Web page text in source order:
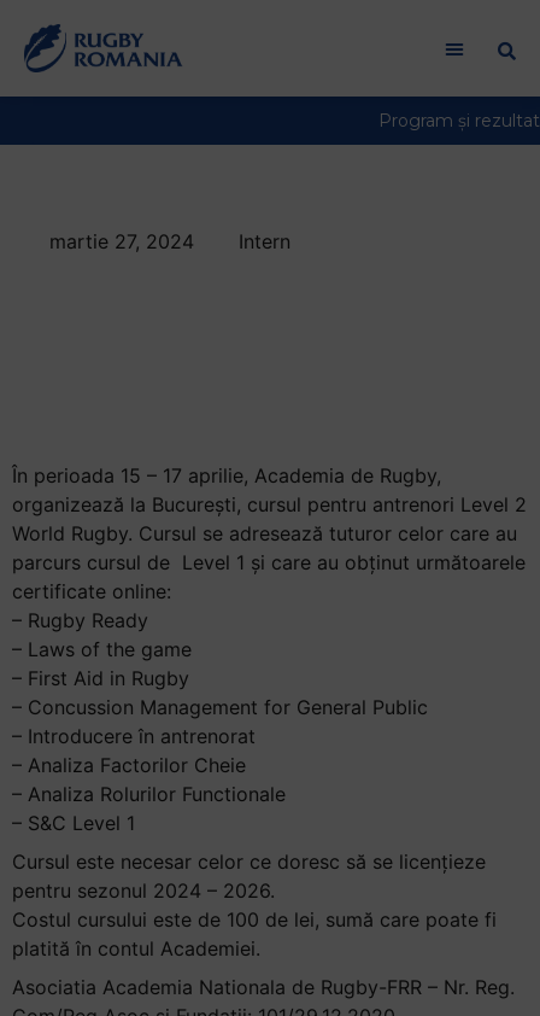
in
reader,
press
"Ctrl
/".
This
shortcut
activates
the
screen
reader
to
help
you
navigate
and
interact
the
martie 27, 2024 Intern
În perioada 15 – 17 aprilie, Academia de Rugby,
organizează la București, cursul pentru antrenori Level 2
World Rugby. Cursul se adresează tuturor celor care au
parcurs cursul de Level 1 și care au obținut următoarele
certificate online:
– Rugby Ready
– Laws of the game
– First Aid in Rugby
– Concussion Management for General Public
– Introducere în antrenorat
– Analiza Factorilor Cheie
– Analiza Rolurilor Functionale
– S&C Level 1
Cursul este necesar celor ce doresc să se licențieze
pentru sezonul 2024 – 2026.
Costul cursului este de 100 de lei, sumă care poate fi
platită în contul Academiei.
Asociatia Academia Nationala de Rugby-FRR – Nr. Reg.